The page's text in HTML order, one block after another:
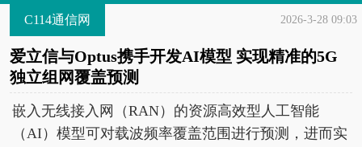
C114通信网 2026-3-28 09:03
爱立信与Optus携手开发AI模型 实现精准的5G
独立组网覆盖预测
嵌入无线接入网（RAN）的资源高效型人工智能
（AI）模型可对载波频率覆盖范围进行预测，进而实